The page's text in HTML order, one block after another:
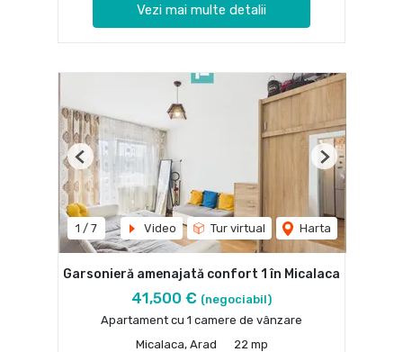
Vezi mai multe detalii
1 / 7 Video Tur virtual Harta
Previous Next
Garsonieră amenajată confort 1 în Micalaca
41,500 € (negociabil)
Apartament cu 1 camere de vânzare
Micalaca, Arad
22 mp